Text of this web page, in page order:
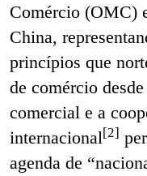
Comércio (OMC)
China,
princípios que
de comércio
comercial e a
internacional[2]
agenda de